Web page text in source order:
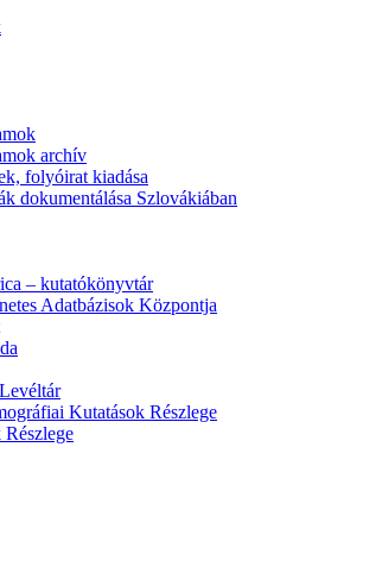
archív
folyóirat kiadása
dokumentálása Szlovákiában
– kutatókönyvtár
Adatbázisok Központja
Kutatások Részlege